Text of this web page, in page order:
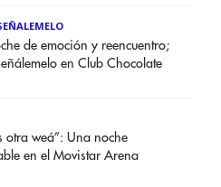
de emoción y reencuentro;
en Club Chocolate
otra weá”: Una noche
en el Movistar Arena